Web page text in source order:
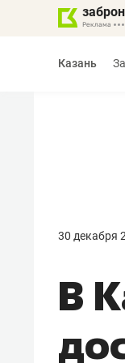
Казань
30 декабря
В